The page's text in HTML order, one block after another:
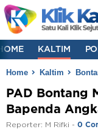
KALTIM
Home Kaltim
PAD Bontang
Bapenda
Reporter: M Rifki - 0